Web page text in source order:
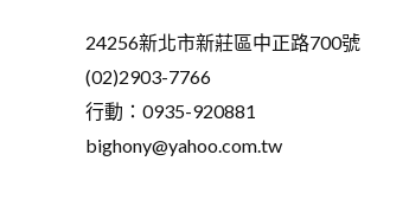
24256新北市新莊區中正路700號
(02)2903-7766
行動：0935-920881
bighony@yahoo.com.tw